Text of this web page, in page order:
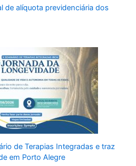
de alíquota previdenciária dos
de Terapias Integradas e traz
em Porto Alegre